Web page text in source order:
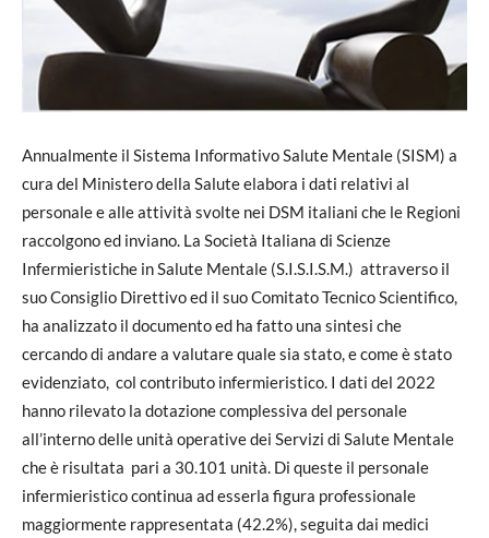
Annualmente il Sistema Informativo Salute Mentale (SISM) a
cura del Ministero della Salute elabora i dati relativi al
personale e alle attività svolte nei DSM italiani che le Regioni
raccolgono ed inviano. La Società Italiana di Scienze
Infermieristiche in Salute Mentale (S.I.S.I.S.M.) attraverso il
suo Consiglio Direttivo ed il suo Comitato Tecnico Scientifico,
ha analizzato il documento ed ha fatto una sintesi che
cercando di andare a valutare quale sia stato, e come è stato
evidenziato, col contributo infermieristico. I dati del 2022
hanno rilevato la dotazione complessiva del personale
all’interno delle unità operative dei Servizi di Salute Mentale
che è risultata pari a 30.101 unità. Di queste il personale
infermieristico continua ad esserla figura professionale
maggiormente rappresentata (42.2%), seguita dai medici